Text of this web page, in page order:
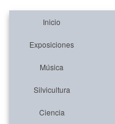
Inicio
Exposiciones
Música
Silvicultura
Ciencia